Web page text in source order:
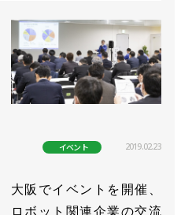
イベント 2019.02.23
大阪でイベントを開催、
ロボット関連企業の交流